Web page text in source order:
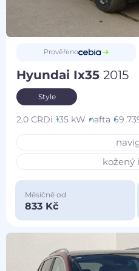
Prověřeno
Hyundai Ix352015
Style
2.0 CRDi 135 kW nafta 69
kožený
Měsíčně od
833 Kč